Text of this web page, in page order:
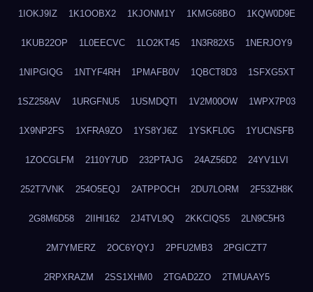
1IOKJ9IZ 1K1OOBX2 1KJONM1Y 1KMG68BO 1KQW0D9E
1KUB22OP 1L0EECVC 1LO2KT45 1N3R82X5 1NERJOY9
1NIPGIQG 1NTYF4RH 1PMAFB0V 1QBCT8D3 1SFXG5XT
1SZ258AV 1URGFNU5 1USMDQTI 1V2M00OW 1WPX7P03
1X9NP2FS 1XFRA9ZO 1YS8YJ6Z 1YSKFL0G 1YUCNSFB
1ZOCGLFM 2110Y7UD 232PTAJG 24AZ56D2 24YV1LVI
252T7VNK 254O5EQJ 2ATPPOCH 2DU7LORM 2F53ZH8K
2G8M6D58 2IIHI162 2J4TVL9Q 2KKCIQS5 2LN9C5H3
2M7YMERZ 2OC6YQYJ 2PFU2MB3 2PGICZT7
2RPXRAZM 2SS1XHM0 2TGAD2ZO 2TMUAAY5